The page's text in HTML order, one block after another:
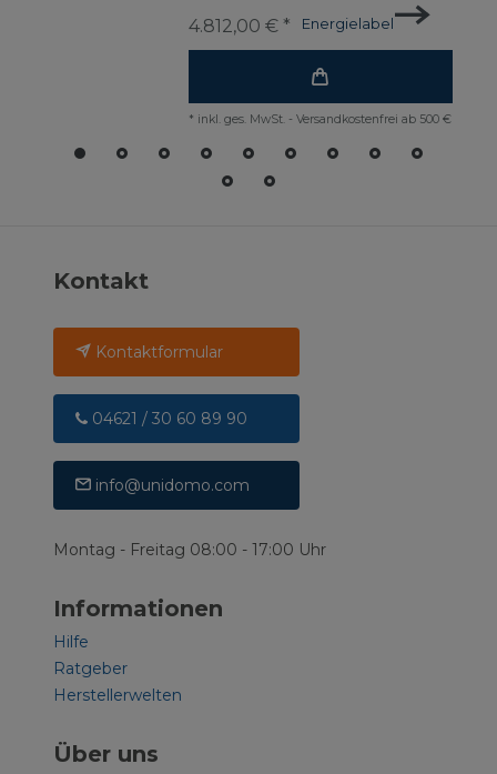
Energielabel
4.812,00 € *
* inkl. ges. MwSt. - Versandkostenfrei ab 500 €
Kontakt
Kontaktformular
04621 / 30 60 89 90
info@unidomo.com
Montag - Freitag 08:00 - 17:00 Uhr
Informationen
Hilfe
Ratgeber
Herstellerwelten
Über uns